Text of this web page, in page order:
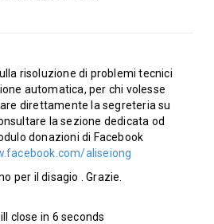
tags and attributes:
cite=""> <cite> <code>
risoluzione di problemi tecnici
automatica, per chi volesse
direttamente la segreteria su
la sezione dedicata od
donazioni di Facebook
aliseiong
per il disagio . Grazie.
close in 5 seconds